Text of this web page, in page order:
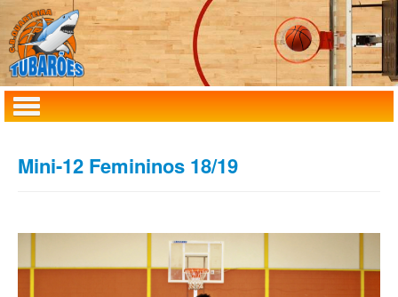
Mini-12 Femininos 18/19